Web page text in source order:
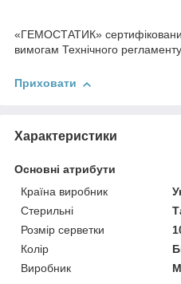
«ГЕМОСТАТИК» сертифікований
вимогам Технічного
Приховати
Характеристики
Основні атрибути
Країна виробник
Стерильні
Розмір серветки
Колір
Виробник